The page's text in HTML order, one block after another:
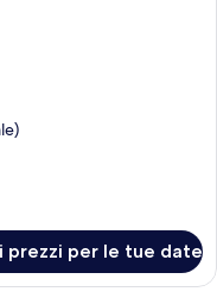
prezzi per le tue date